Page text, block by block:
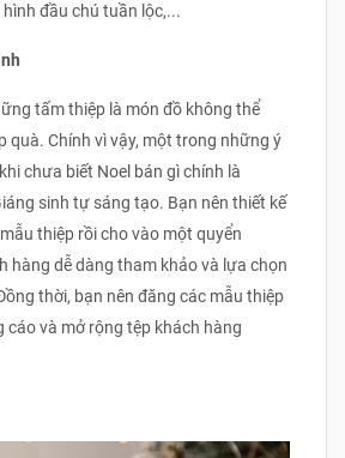
đầu chú tuần lộc,...
tấm thiệp là món đồ không thể
quà. Chính vì vậy, một trong những ý
chưa biết Noel bán gì chính là
sinh tự sáng tạo. Bạn nên thiết kế
thiệp rồi cho vào một quyển
hàng dễ dàng tham khảo và lựa chọn
thời, bạn nên đăng các mẫu thiệp
cáo và mở rộng tệp khách hàng